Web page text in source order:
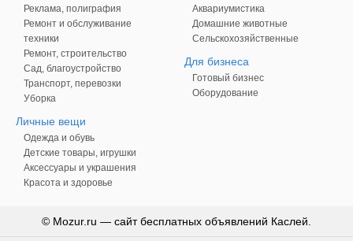
Реклама, полиграфия
Ремонт и обслуживание
техники
Ремонт, строительство
Сад, благоустройство
Транспорт, перевозки
Уборка
Личные вещи
Одежда и обувь
Детские товары, игрушки
Аксессуары и украшения
Красота и здоровье
Аквариумистика
Домашние животные
Сельскохозяйственные
Для бизнеса
Готовый бизнес
Оборудование
© Mozur.ru — сайт бесплатных объявлений Каслей.